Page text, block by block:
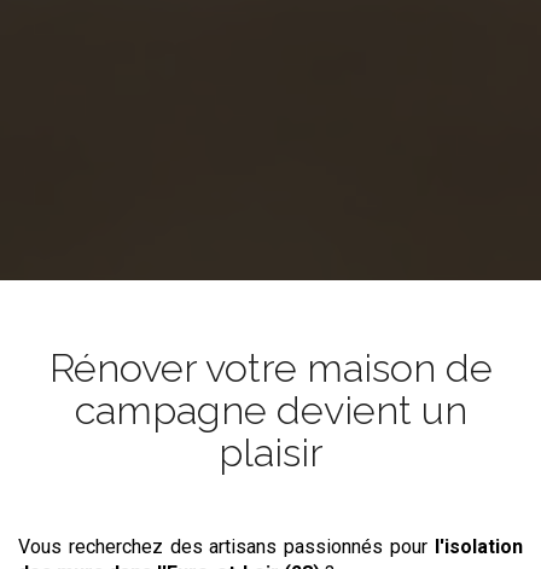
Rénover votre maison de
campagne devient un
plaisir
Vous recherchez des artisans passionnés pour l'isolation